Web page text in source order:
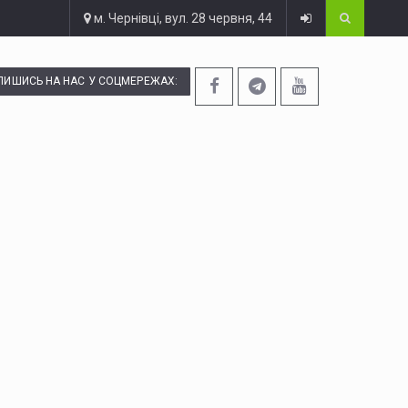
м. Чернівці, вул. 28 червня, 44
НА НАС У СОЦМЕРЕЖАХ: